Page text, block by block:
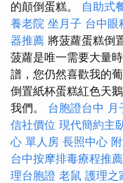
的顛倒蛋糕。 自助式
養老院 坐月子 台中眼
器推薦 將菠蘿蛋糕倒
菠蘿是唯一需要大量
譜，您仍然喜歡我的
倒置紙杯蛋糕紅色天
我們。 台胞證台中 月
信社價位 現代簡約主
心 單人房 長照中心
台中按摩排毒療程推薦
理台胞證 老鼠 護理之